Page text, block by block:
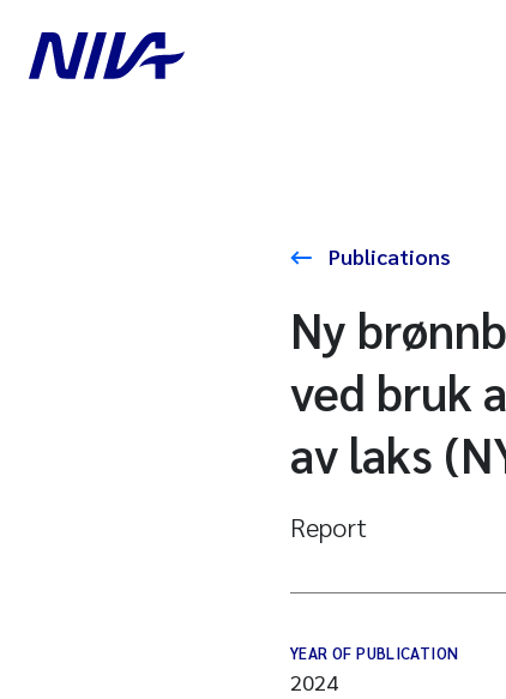
Publications
Ny
ved bruk
av laks
Report
YEAR OF PUBLICATION
2024